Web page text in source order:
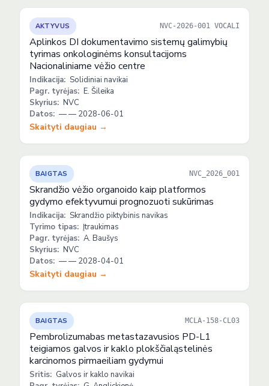
AKTYVUS NVC-2026-001 VOCALI
Aplinkos DI dokumentavimo sistemų galimybių
tyrimas onkologinėms konsultacijoms
Nacionaliniame vėžio centre
Indikacija: Solidiniai navikai
Pagr. tyrėjas: E. Šileika
Skyrius: NVC
Datos: — — 2028-06-01
Skaityti daugiau →
BAIGTAS NVC_2026_001
Skrandžio vėžio organoido kaip platformos
gydymo efektyvumui prognozuoti sukūrimas
Indikacija: Skrandžio piktybinis navikas
Tyrimo tipas: Įtraukimas
Pagr. tyrėjas: A. Baušys
Skyrius: NVC
Datos: — — 2028-04-01
Skaityti daugiau →
BAIGTAS MCLA-158-CL03
Pembrolizumabas metastazavusios PD-L1
teigiamos galvos ir kaklo plokščialąstelinės
karcinomos pirmaeiliam gydymui
Sritis: Galvos ir kaklo navikai